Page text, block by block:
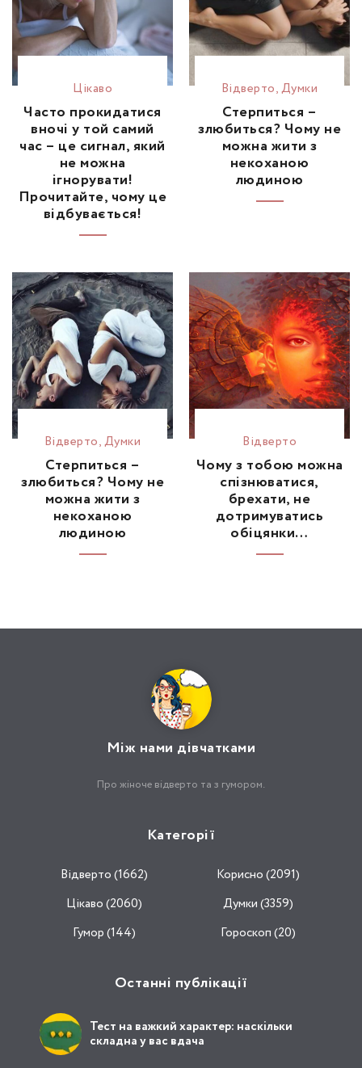
Цікаво
Часто прокидатися
вночі у той самий
час – це сигнал, який
не можна
ігнорувати!
Прочитайте, чому це
відбувається!
Відвертo,Думки
Стерпиться –
злюбиться? Чому не
можна жити з
некоханою
людиною
Відвертo,Думки
Стерпиться –
злюбиться? Чому не
можна жити з
некоханою
людиною
Відвертo
Чому з тобою можна
спізнюватися,
брехати, не
дотримуватись
обіцянки…
Між нами дівчатками
Про жіноче відверто та з гумором.
Категорії
Відвертo (1662)
Корисно (2091)
Цікаво (2060)
Думки (3359)
Гумор (144)
Гороскоп (20)
Останні публікації
Тест на важкий характер: наскільки
складна у вас вдача